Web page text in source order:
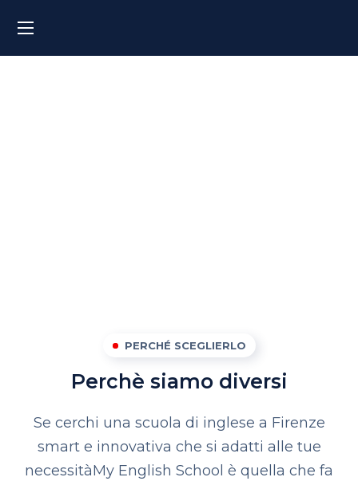
PERCHÉ SCEGLIERLO
Perchè siamo diversi
Se cerchi una scuola di inglese a Firenze
smart e innovativa che si adatti alle tue
necessitàMy English School è quella che fa